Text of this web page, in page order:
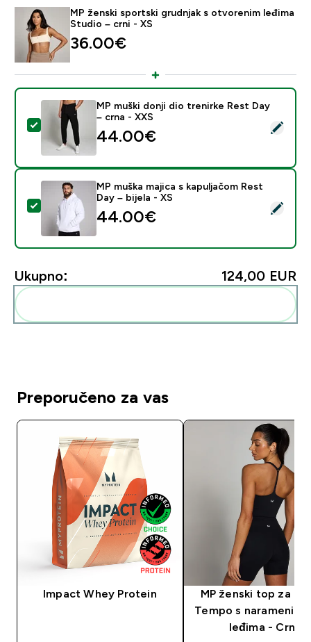
MP ženski sportski grudnjak s otvorenim leđima
Studio – crni - XS
36.00€‎
Odaberi ovaj proizvod - MP muški donji dio trenirke
MP muški donji dio trenirke Rest Day
– crna - XXS
44.00€‎
Odaberi ovaj proizvod - MP muška majica s
MP muška majica s kapuljačom Rest
Day – bijela - XS
44.00€‎
Ukupno: 124,00 EUR‎
Preporučeno za vas
Impact Whey Protein
MP ženski top za
Tempo s
leđima - Crna.